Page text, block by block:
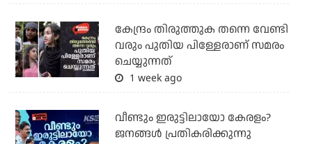
കേന്ദ്രം തിരുത്തുക തന്നെ വേണ്ടി
വരും പുതിയ പിള്ളേരാണ് സമരം
ചെയ്യുന്നത്
1 week ago
വീണ്ടും ഇരുട്ടിലായോ കേരളം?
ജനങ്ങൾ പ്രതികരിക്കുന്നു